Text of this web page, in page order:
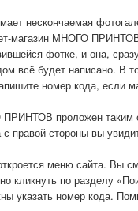
нескончаемая
магазин МНОГО
фотке, и она,
всё будет написано.
номер кода, если
ПРИНТОВ проложен таким
правой стороны вы
меню сайта. Вы
кликнуть по разделу
указать номер кода.